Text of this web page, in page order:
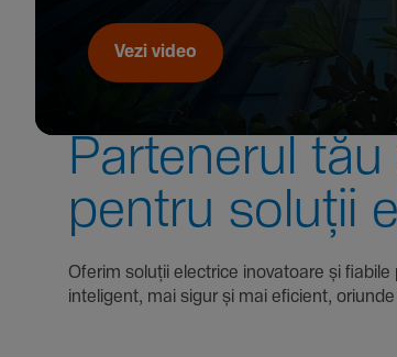
Vezi video
Parte­nerul
pentru soluții
Oferim soluții electrice inova­toare și
inte­li­gent, mai sigur și mai eficient,